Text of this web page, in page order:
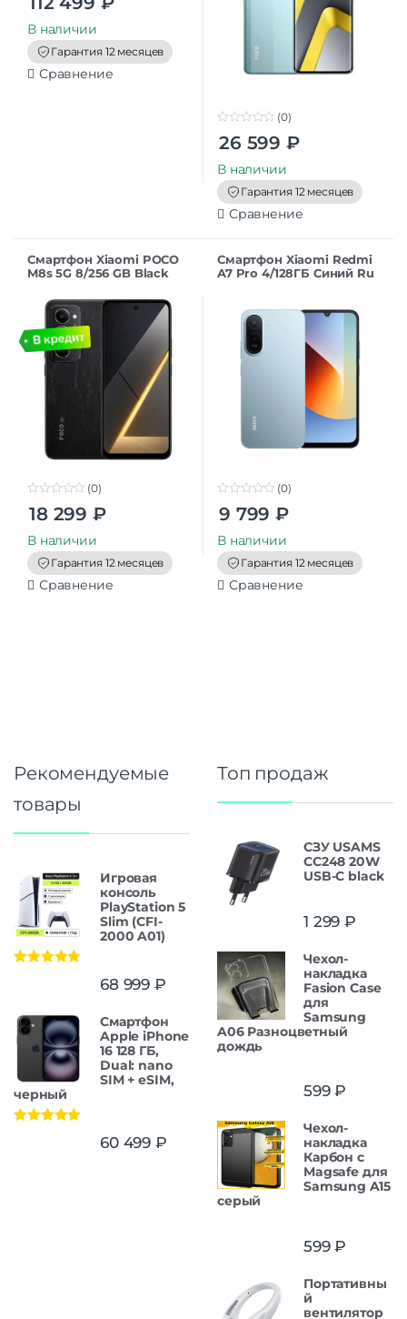
t
o
f
5
В наличии
Гарантия 12 месяцев
Сравнение
o
t
o
f
5
(0)
26 599 ₽
В наличии
Гарантия 12 месяцев
Сравнение
Смартфон Xiaomi POCO
M8s 5G 8/256 GB Black
t
o
f
5
(0)
18 299 ₽
В наличии
Гарантия 12 месяцев
Сравнение
Смартфон Xiaomi Redmi
A7 Pro 4/128ГБ Синий Ru
o
t
o
f
5
(0)
9 799 ₽
В наличии
Гарантия 12 месяцев
Сравнение
Рекомендуемые
товары
Игровая
консоль
PlayStation 5
Slim (CFI-
2000 A01)
68 999 ₽
Смартфон
Apple iPhone
16 128 ГБ,
Dual: nano
SIM + eSIM,
черный
60 499 ₽
Топ продаж
СЗУ USAMS
CC248 20W
USB-C black
1 299 ₽
Чехол-
накладка
Fasion Case
для
Samsung
A06 Разноцветный
дождь
599₽
Чехол-
накладка
Карбон c
Magsafe для
Samsung A15
серый
599₽
Портативны
й
вентилятор